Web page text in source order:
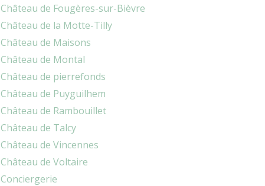
Château de Fougères-sur-Bièvre
Château de la Motte-Tilly
Château de Maisons
Château de Montal
Château de pierrefonds
Château de Puyguilhem
Château de Rambouillet
Château de Talcy
Château de Vincennes
Château de Voltaire
Conciergerie